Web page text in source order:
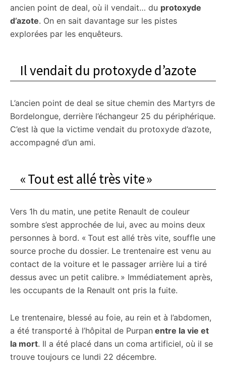
ancien point de deal, où il vendait… du protoxyde
d’azote. On en sait davantage sur les pistes
explorées par les enquêteurs.
Il vendait du protoxyde d’azote
L’ancien point de deal se situe chemin des Martyrs de
Bordelongue, derrière l’échangeur 25 du périphérique.
C’est là que la victime vendait du protoxyde d’azote,
accompagné d’un ami.
« Tout est allé très vite »
Vers 1h du matin, une petite Renault de couleur
sombre s’est approchée de lui, avec au moins deux
personnes à bord. « Tout est allé très vite, souffle une
source proche du dossier. Le trentenaire est venu au
contact de la voiture et le passager arrière lui a tiré
dessus avec un petit calibre. » Immédiatement après,
les occupants de la Renault ont pris la fuite.
Le trentenaire, blessé au foie, au rein et à l’abdomen,
a été transporté à l’hôpital de Purpan entre la vie et
la mort. Il a été placé dans un coma artificiel, où il se
trouve toujours ce lundi 22 décembre.